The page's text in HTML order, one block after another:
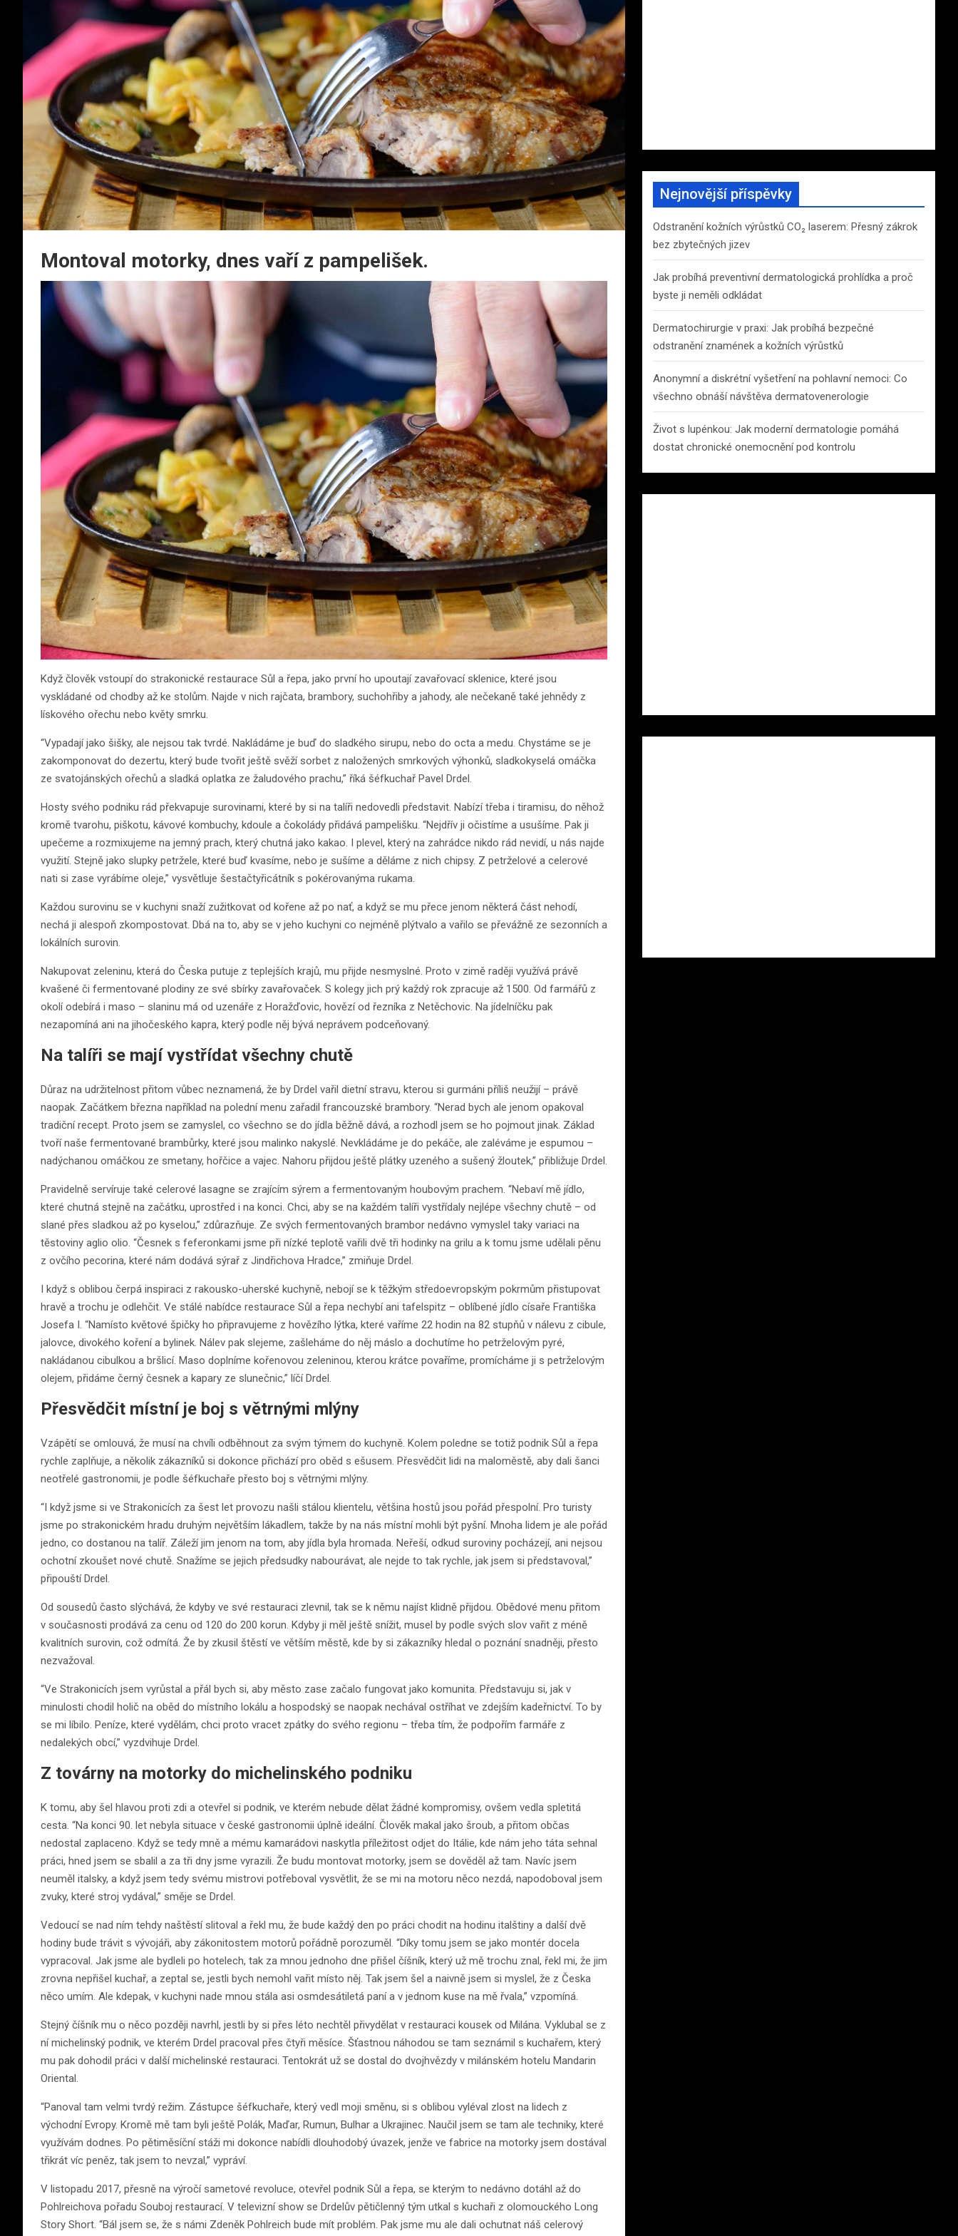
Montoval motorky, dnes vaří z pampelišek.
Když člověk vstoupí do strakonické restaurace Sůl a řepa, jako první ho upoutají zavařovací sklenice, které jsou
vyskládané od chodby až ke stolům. Najde v nich rajčata, brambory, suchohřiby a jahody, ale nečekaně také jehnědy z
lískového ořechu nebo květy smrku.
“Vypadají jako šišky, ale nejsou tak tvrdé. Nakládáme je buď do sladkého sirupu, nebo do octa a medu. Chystáme se je
zakomponovat do dezertu, který bude tvořit ještě svěží sorbet z naložených smrkových výhonků, sladkokyselá omáčka
ze svatojánských ořechů a sladká oplatka ze žaludového prachu,” říká šéfkuchař Pavel Drdel.
Hosty svého podniku rád překvapuje surovinami, které by si na talíři nedovedli představit. Nabízí třeba i tiramisu, do něhož
kromě tvarohu, piškotu, kávové kombuchy, kdoule a čokolády přidává pampelišku. “Nejdřív ji očistíme a usušíme. Pak ji
upečeme a rozmixujeme na jemný prach, který chutná jako kakao. I plevel, který na zahrádce nikdo rád nevidí, u nás najde
využití. Stejně jako slupky petržele, které buď kvasíme, nebo je sušíme a děláme z nich chipsy. Z petrželové a celerové
nati si zase vyrábíme oleje,” vysvětluje šestačtyřicátník s pokérovanýma rukama.
Každou surovinu se v kuchyni snaží zužitkovat od kořene až po nať, a když se mu přece jenom některá část nehodí,
nechá ji alespoň zkompostovat. Dbá na to, aby se v jeho kuchyni co nejméně plýtvalo a vařilo se převážně ze sezonních a
lokálních surovin.
Nakupovat zeleninu, která do Česka putuje z teplejších krajů, mu přijde nesmyslné. Proto v zimě raději využívá právě
kvašené či fermentované plodiny ze své sbírky zavařovaček. S kolegy jich prý každý rok zpracuje až 1500. Od farmářů z
okolí odebírá i maso – slaninu má od uzenáře z Horažďovic, hovězí od řezníka z Netěchovic. Na jídelníčku pak
nezapomíná ani na jihočeského kapra, který podle něj bývá neprávem podceňovaný.
Na talíři se mají vystřídat všechny chutě
Důraz na udržitelnost přitom vůbec neznamená, že by Drdel vařil dietní stravu, kterou si gurmáni příliš neužijí – právě
naopak. Začátkem března například na polední menu zařadil francouzské brambory. “Nerad bych ale jenom opakoval
tradiční recept. Proto jsem se zamyslel, co všechno se do jídla běžně dává, a rozhodl jsem se ho pojmout jinak. Základ
tvoří naše fermentované brambůrky, které jsou malinko nakyslé. Nevkládáme je do pekáče, ale zaléváme je espumou –
nadýchanou omáčkou ze smetany, hořčice a vajec. Nahoru přijdou ještě plátky uzeného a sušený žloutek,” přibližuje Drdel.
Pravidelně servíruje také celerové lasagne se zrajícím sýrem a fermentovaným houbovým prachem. “Nebaví mě jídlo,
které chutná stejně na začátku, uprostřed i na konci. Chci, aby se na každém talíři vystřídaly nejlépe všechny chutě – od
slané přes sladkou až po kyselou,” zdůrazňuje. Ze svých fermentovaných brambor nedávno vymyslel taky variaci na
těstoviny aglio olio. “Česnek s feferonkami jsme při nízké teplotě vařili dvě tři hodinky na grilu a k tomu jsme udělali pěnu
z ovčího pecorina, které nám dodává sýrař z Jindřichova Hradce,” zmiňuje Drdel.
I když s oblibou čerpá inspiraci z rakousko-uherské kuchyně, nebojí se k těžkým středoevropským pokrmům přistupovat
hravě a trochu je odlehčit. Ve stálé nabídce restaurace Sůl a řepa nechybí ani tafelspitz – oblíbené jídlo císaře Františka
Josefa I. “Namísto květové špičky ho připravujeme z hovězího lýtka, které vaříme 22 hodin na 82 stupňů v nálevu z cibule,
jalovce, divokého koření a bylinek. Nálev pak slejeme, zašleháme do něj máslo a dochutíme ho petrželovým pyré,
nakládanou cibulkou a bršlicí. Maso doplníme kořenovou zeleninou, kterou krátce povaříme, promícháme ji s petrželovým
olejem, přidáme černý česnek a kapary ze slunečnic,” líčí Drdel.
Přesvědčit místní je boj s větrnými mlýny
Vzápětí se omlouvá, že musí na chvíli odběhnout za svým týmem do kuchyně. Kolem poledne se totiž podnik Sůl a řepa
rychle zaplňuje, a několik zákazníků si dokonce přichází pro oběd s ešusem. Přesvědčit lidi na maloměstě, aby dali šanci
neotřelé gastronomii, je podle šéfkuchaře přesto boj s větrnými mlýny.
“I když jsme si ve Strakonicích za šest let provozu našli stálou klientelu, většina hostů jsou pořád přespolní. Pro turisty
jsme po strakonickém hradu druhým největším lákadlem, takže by na nás místní mohli být pyšní. Mnoha lidem je ale pořád
jedno, co dostanou na talíř. Záleží jim jenom na tom, aby jídla byla hromada. Neřeší, odkud suroviny pocházejí, ani nejsou
ochotní zkoušet nové chutě. Snažíme se jejich předsudky nabourávat, ale nejde to tak rychle, jak jsem si představoval,”
připouští Drdel.
Od sousedů často slýchává, že kdyby ve své restauraci zlevnil, tak se k němu najíst klidně přijdou. Obědové menu přitom
v současnosti prodává za cenu od 120 do 200 korun. Kdyby ji měl ještě snížit, musel by podle svých slov vařit z méně
kvalitních surovin, což odmítá. Že by zkusil štěstí ve větším městě, kde by si zákazníky hledal o poznání snadněji, přesto
nezvažoval.
“Ve Strakonicích jsem vyrůstal a přál bych si, aby město zase začalo fungovat jako komunita. Představuju si, jak v
minulosti chodil holič na oběd do místního lokálu a hospodský se naopak nechával ostříhat ve zdejším kadeřnictví. To by
se mi líbilo. Peníze, které vydělám, chci proto vracet zpátky do svého regionu – třeba tím, že podpořím farmáře z
nedalekých obcí,” vyzdvihuje Drdel.
Z továrny na motorky do michelinského podniku
K tomu, aby šel hlavou proti zdi a otevřel si podnik, ve kterém nebude dělat žádné kompromisy, ovšem vedla spletitá
cesta. “Na konci 90. let nebyla situace v české gastronomii úplně ideální. Člověk makal jako šroub, a přitom občas
nedostal zaplaceno. Když se tedy mně a mému kamarádovi naskytla příležitost odjet do Itálie, kde nám jeho táta sehnal
práci, hned jsem se sbalil a za tři dny jsme vyrazili. Že budu montovat motorky, jsem se dověděl až tam. Navíc jsem
neuměl italsky, a když jsem tedy svému mistrovi potřeboval vysvětlit, že se mi na motoru něco nezdá, napodoboval jsem
zvuky, které stroj vydával,” směje se Drdel.
Vedoucí se nad ním tehdy naštěstí slitoval a řekl mu, že bude každý den po práci chodit na hodinu italštiny a další dvě
hodiny bude trávit s vývojáři, aby zákonitostem motorů pořádně porozuměl. “Díky tomu jsem se jako montér docela
vypracoval. Jak jsme ale bydleli po hotelech, tak za mnou jednoho dne přišel číšník, který už mě trochu znal, řekl mi, že jim
zrovna nepřišel kuchař, a zeptal se, jestli bych nemohl vařit místo něj. Tak jsem šel a naivně jsem si myslel, že z Česka
něco umím. Ale kdepak, v kuchyni nade mnou stála asi osmdesátiletá paní a v jednom kuse na mě řvala,” vzpomíná.
Stejný číšník mu o něco později navrhl, jestli by si přes léto nechtěl přivydělat v restauraci kousek od Milána. Vyklubal se z
ní michelinský podnik, ve kterém Drdel pracoval přes čtyři měsíce. Šťastnou náhodou se tam seznámil s kuchařem, který
mu pak dohodil práci v další michelinské restauraci. Tentokrát už se dostal do dvojhvězdy v milánském hotelu Mandarin
Oriental.
“Panoval tam velmi tvrdý režim. Zástupce šéfkuchaře, který vedl moji směnu, si s oblibou vyléval zlost na lidech z
východní Evropy. Kromě mě tam byli ještě Polák, Maďar, Rumun, Bulhar a Ukrajinec. Naučil jsem se tam ale techniky, které
využívám dodnes. Po pětiměsíční stáži mi dokonce nabídli dlouhodobý úvazek, jenže ve fabrice na motorky jsem dostával
třikrát víc peněz, tak jsem to nevzal,” vypráví.
V listopadu 2017, přesně na výročí sametové revoluce, otevřel podnik Sůl a řepa, se kterým to nedávno dotáhl až do
Pohlreichova pořadu Souboj restaurací. V televizní show se Drdelův pětičlenný tým utkal s kuchaři z olomouckého Long
Story Short. “Bál jsem se, že s námi Zdeněk Pohlreich bude mít problém. Pak jsme mu ale dali ochutnat náš celerový
Nejnovější příspěvky
Odstranění kožních výrůstků CO₂ laserem: Přesný zákrok
bez zbytečných jizev
Jak probíhá preventivní dermatologická prohlídka a proč
byste ji neměli odkládat
Dermatochirurgie v praxi: Jak probíhá bezpečné
odstranění znamének a kožních výrůstků
Anonymní a diskrétní vyšetření na pohlavní nemoci: Co
všechno obnáší návštěva dermatovenerologie
Život s lupénkou: Jak moderní dermatologie pomáhá
dostat chronické onemocnění pod kontrolu